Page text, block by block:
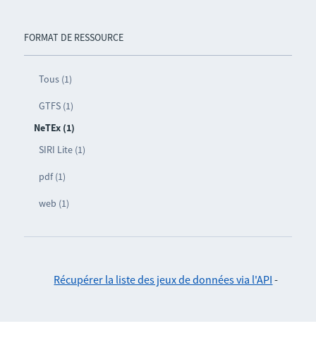
FORMAT DE RESSOURCE
Tous (1)
GTFS (1)
NeTEx (1)
SIRI Lite (1)
pdf (1)
web (1)
Récupérer la liste des jeux de données via l'API -